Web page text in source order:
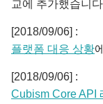
교에 추가했습니
[2018/09/06] :
플랫폼 대응 상황
[2018/09/06] :
Cubism Core API